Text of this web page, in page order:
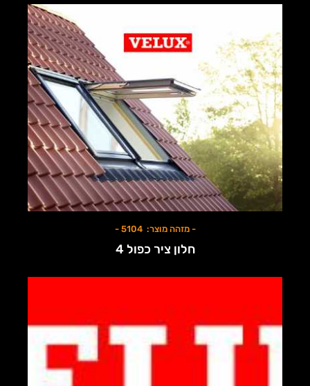
- מזהה מוצר: 5104 -
חלון ציר כפול 4